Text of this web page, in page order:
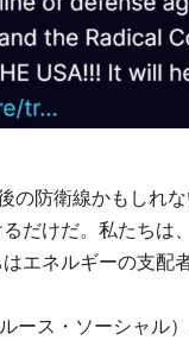
の防衛線かもしれ
だけだ。私たちは
エネルギーの支配
ース・ソーシャル